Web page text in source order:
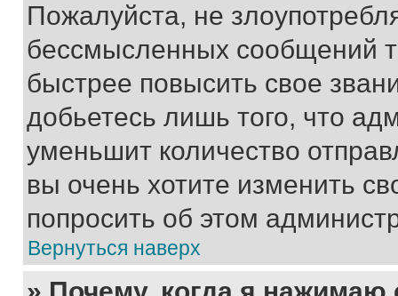
Пожалуйста, не
бессмысленных сообщений
быстрее повысить свое
добьетесь лишь того, что
уменьшит количество
вы очень хотите изменить
попросить об этом
Вернуться наверх